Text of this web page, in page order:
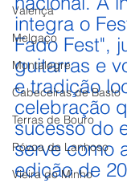
Valença
Melgaço
Montalegre
Cabeceiras de Basto
Terras de Bouro
Póvoa de Lanhoso
Vieira do Minho
integra o
Fado Fest",
guitarras e
e tradição
celebração
sucesso do
serve como
edição de